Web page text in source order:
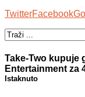
TwitterFacebook
Take-Two kupuje
Entertainment za
Istaknuto